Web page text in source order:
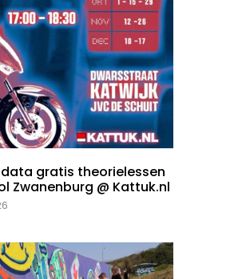
data gratis theorielessen
Zwanenburg @ Kattuk.nl